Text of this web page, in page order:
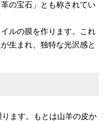
の宝石」とも称されてい
ルの膜を作ります。これ
生まれ、独特な光沢感と
ます。もとは山羊の皮か